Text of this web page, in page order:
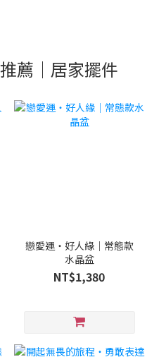
薦｜居家擺件
戀愛運・好人緣｜常態款
水晶盆
NT$1,380